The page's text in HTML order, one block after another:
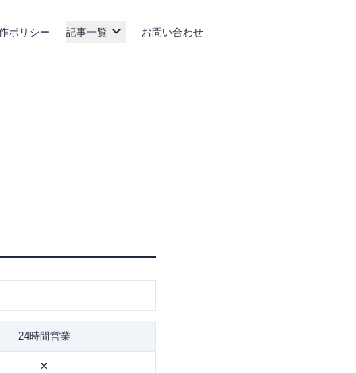
ポリシー 記事一覧 お問い合わせ
24時間営業
✕